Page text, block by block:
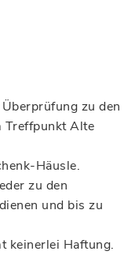
zu den
Treffpunkt Alte
Häusle.
zu den
und bis zu
keinerlei Haftung.